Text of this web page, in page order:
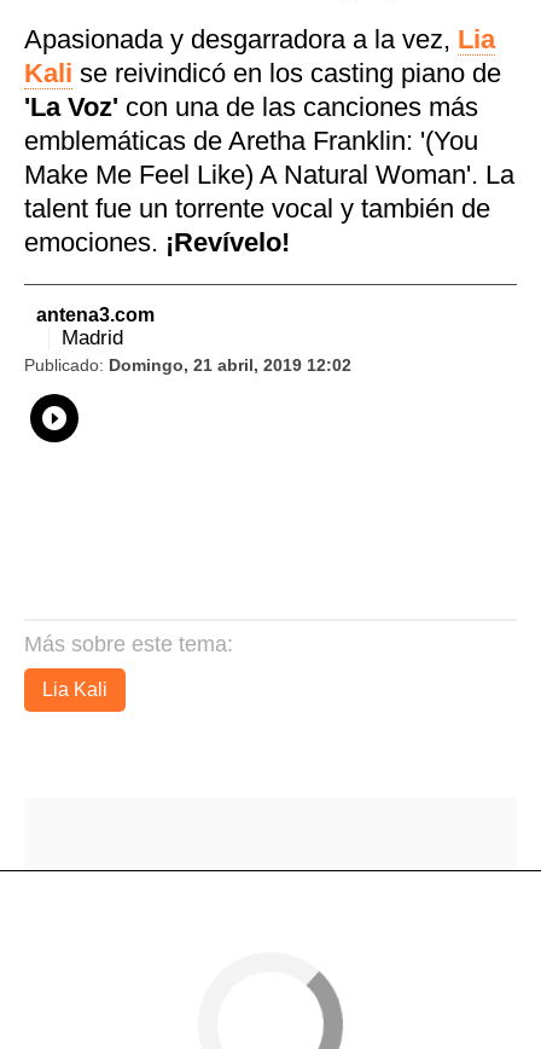
Apasionada y desgarradora a la vez, Lia
Kali se reivindicó en los casting piano de
'La Voz' con una de las canciones más
emblemáticas de Aretha Franklin: '(You
Make Me Feel Like) A Natural Woman'. La
talent fue un torrente vocal y también de
emociones. ¡Revívelo!
antena3.com
Madrid
Publicado: Domingo, 21 abril, 2019 12:02
Whatsapp
Compartir
Más sobre este tema:
Lia Kali